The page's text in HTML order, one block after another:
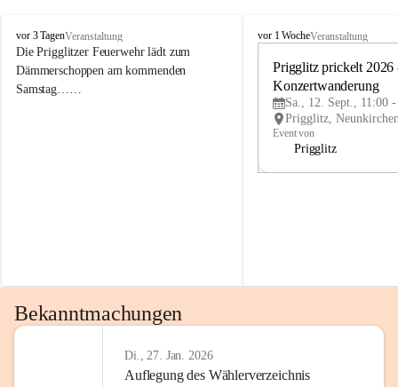
P
r
i
g
vor 3 TagenVeranstaltung
Die Prigglitzer Feuerwehr lädt zum
Dämmerschoppen am kommenden
Samstag……
P
vor 1 WocheVeranstaltung
Prigglitz prickelt 2026
Konzertwanderung
Sa., 12. Sept., 11:00
Event von
Prigglitz
Bekanntmachungen
Di., 27. Jan. 2026
Auflegung des Wählerverzeichnis